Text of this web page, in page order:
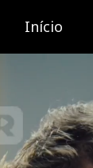
Início